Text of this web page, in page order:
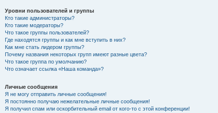
Уровни пользователей и группы
Кто такие администраторы?
Кто такие модераторы?
Что такое группы пользователей?
Где находятся группы и как мне вступить в них?
Как мне стать лидером группы?
Почему названия некоторых групп имеют разные цвета?
Что такое группа по умолчанию?
Что означает ссылка «Наша команда»?
Личные сообщения
Я не могу отправить личные сообщения!
Я постоянно получаю нежелательные личные сообщения!
Я получил спам или оскорбительный email от кого-то с этой конференции!